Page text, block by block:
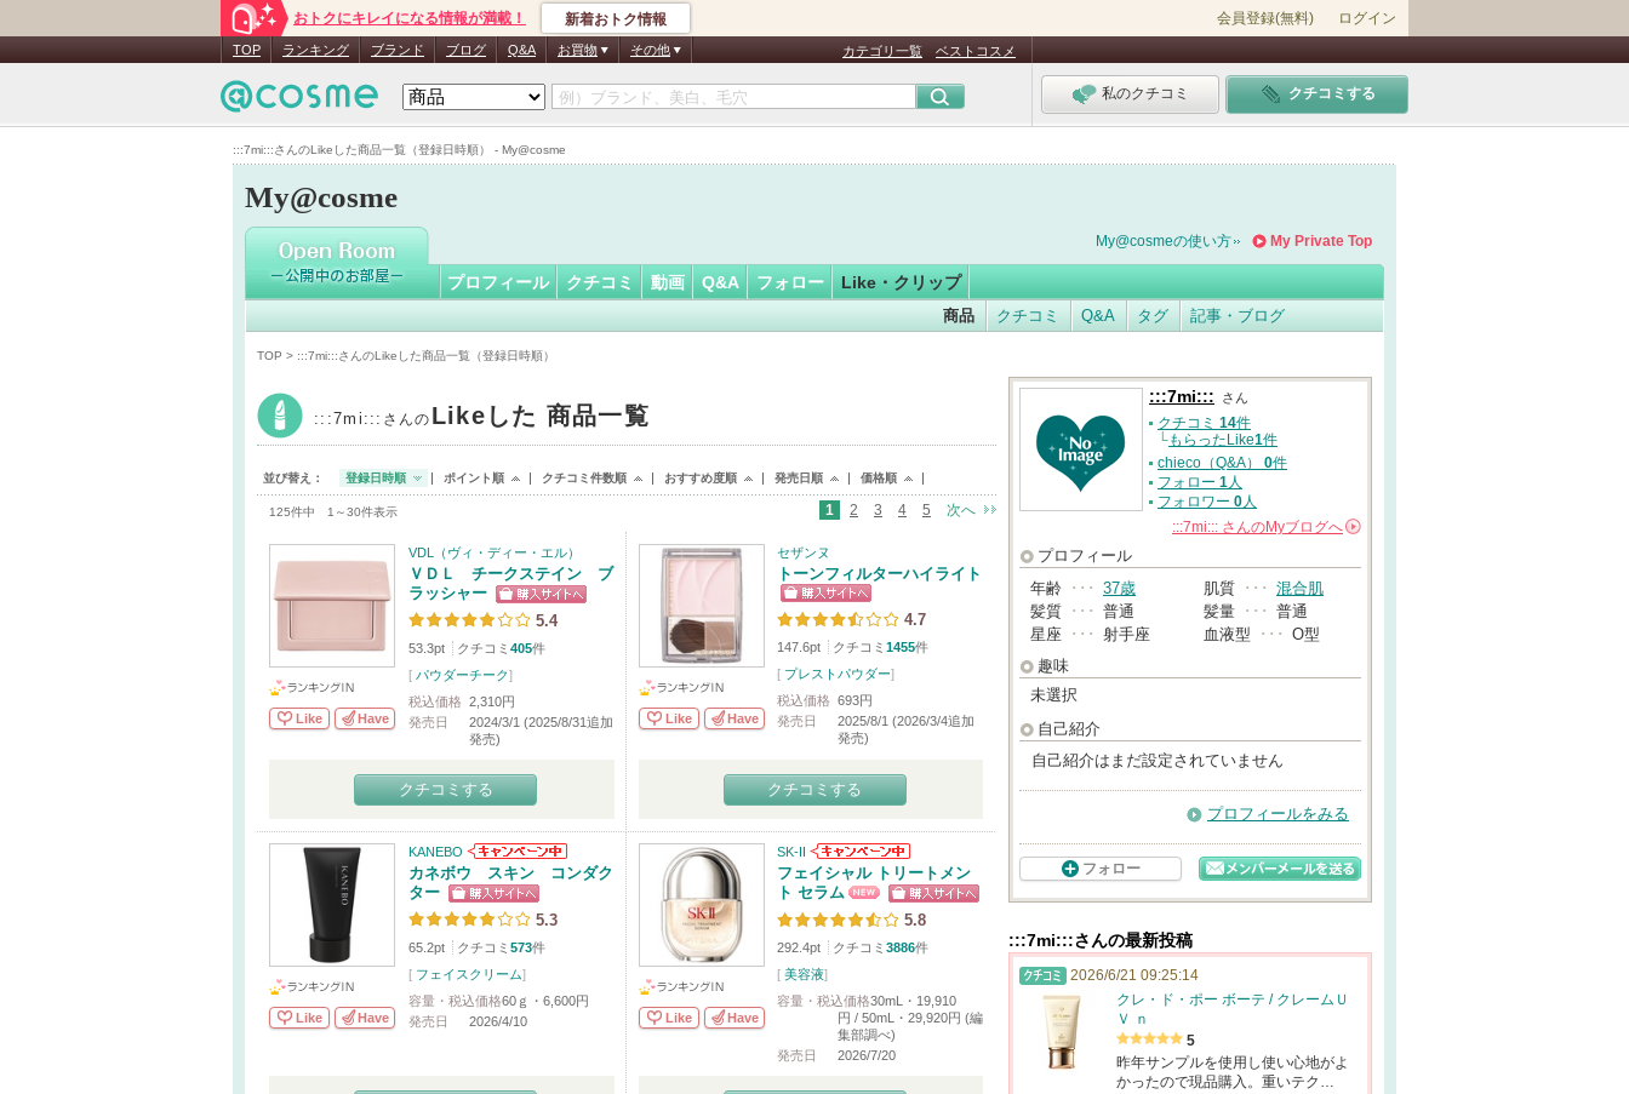
:::7mi:::さんのLikeした商品一覧（登録日時順） - My@cosme
おトクにキレイになる情報が満載！ 新着おトク情報 会員登録(無料) ログイン
TOP ランキング ブランド ブログ Q&A お買物 その他 カテゴリ一覧 ベストコスメ
私のクチコミ クチコミする
My@cosme
:::7mi:::さん
My Private Top
My@cosmeの使い方
プロフィール クチコミ 動画 Q&A フォロー Like・クリップ
商品 クチコミ Q&A タグ 記事・ブログ
TOP > :::7mi:::さんのLikeした商品一覧（登録日時順）
:::7mi::: さんの Likeした 商品一覧
並び替え： 登録日時順 ポイント順 クチコミ件数順 おすすめ度順 発売日順 価格順
125件中 1～30件表示 1 2 3 4 5 次へ
Like Have
VDL（ヴィ・ディー・エル）
ＶＤＬ チークステイン ブ
ラッシャー
5.4
53.3pt クチコミ 405件
[ パウダーチーク]
税込価格 2,310円
発売日
2024/3/1 (2025/8/31追加
発売)
クチコミする
Like Have
セザンヌ
トーンフィルターハイライト
4.7
147.6pt クチコミ 1455件
[ プレストパウダー]
税込価格 693円
発売日
2025/8/1 (2026/3/4追加
発売)
クチコミする
Like Have
KANEBO
カネボウ スキン コンダク
ター
5.3
65.2pt クチコミ 573件
[ フェイスクリーム]
容量・税込価格60ｇ・6,600円
発売日
2026/4/10 Like Have
SK-II
フェイシャル トリートメン
ト セラム
5.8
292.4pt クチコミ 3886件
[ 美容液]
容量・税込価格30mL・19,910
円 / 50mL・29,920円 (編
集部調べ)
発売日
2026/7/20
:::7mi::: さん
クチコミ 14件
└もらったLike1件
chieco（Q&A） 0件
フォロー 1人
フォロワー 0人
:::7mi::: さんのMyブログへ
プロフィール
年齢 ･･･ 37歳 肌質 ･･･ 混合肌
髪質 ･･･ 普通 髪量 ･･･ 普通
星座 ･･･ 射手座 血液型 ･･･ O型
趣味
未選択
自己紹介
自己紹介はまだ設定されていません
プロフィールをみる
フォロー
:::7mi:::さんの最新投稿
2026/6/21 09:25:14
クレ・ド・ポー ボーテ / クレームＵ
Ｖ ｎ
5
昨年サンプルを使用し使い心地がよ
かったので現品購入。重いテク…